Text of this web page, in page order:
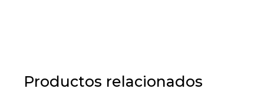
Productos relacionados